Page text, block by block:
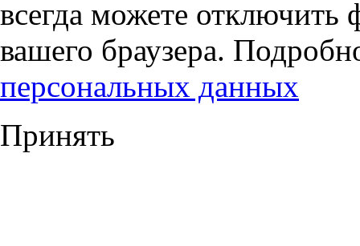
всегда можете отключить
вашего браузера.
персональных данных
Принять